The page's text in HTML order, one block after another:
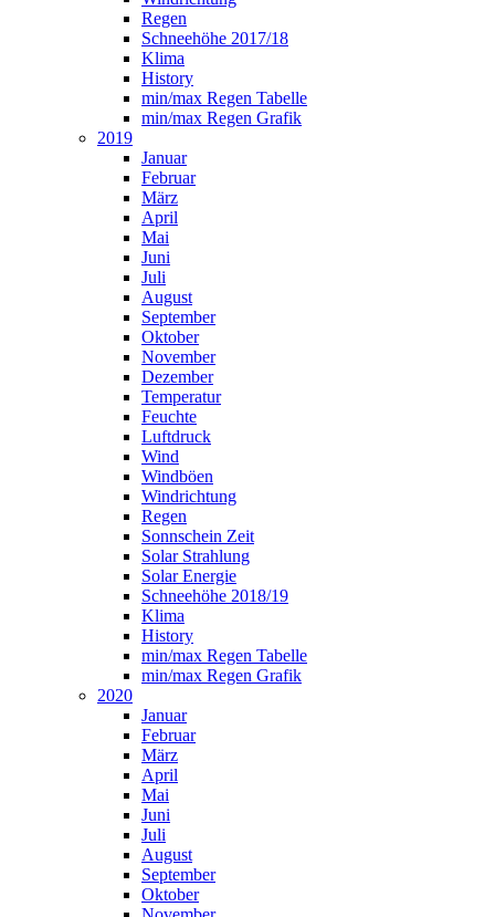
Regen
Schneehöhe 2017/18
Klima
History
min/max Regen Tabelle
min/max Regen Grafik
2019
Januar
Februar
März
April
Mai
Juni
Juli
August
September
Oktober
November
Dezember
Temperatur
Feuchte
Luftdruck
Wind
Windböen
Windrichtung
Regen
Sonnschein Zeit
Solar Strahlung
Solar Energie
Schneehöhe 2018/19
Klima
History
min/max Regen Tabelle
min/max Regen Grafik
2020
Januar
Februar
März
April
Mai
Juni
Juli
August
September
Oktober